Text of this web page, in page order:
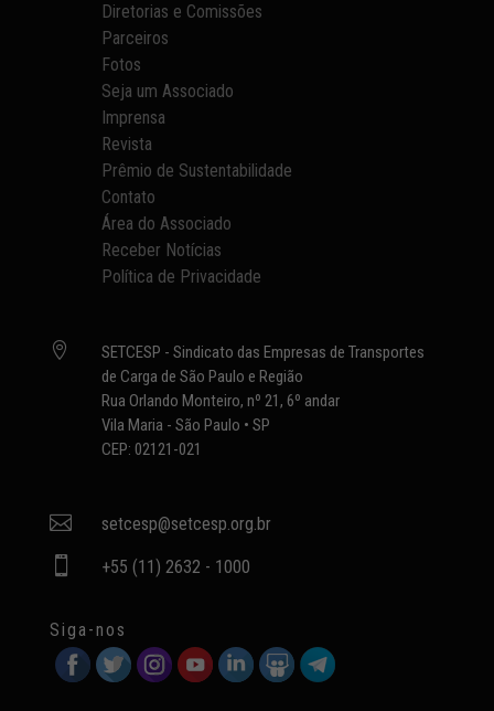
Diretorias e Comissões
Parceiros
Fotos
Seja um Associado
Imprensa
Revista
Prêmio de Sustentabilidade
Contato
Área do Associado
Receber Notícias
Política de Privacidade

SETCESP - Sindicato das Empresas de Transportes
de Carga de São Paulo e Região
Rua Orlando Monteiro, nº 21, 6º andar
Vila Maria - São Paulo • SP
CEP: 02121-021
 setcesp@setcesp.org.br
 +55 (11) 2632 - 1000
Siga-nos